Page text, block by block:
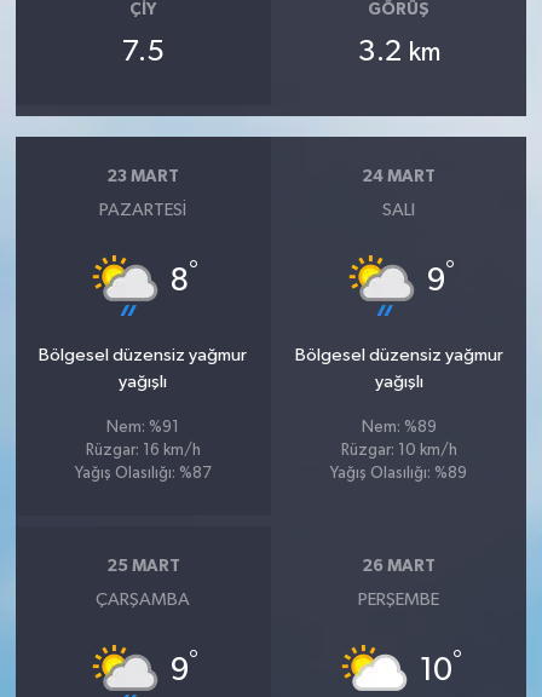
ÇIY
7.5
GÖRÜŞ
3.2 km
23 MART
PAZARTESI
8°
Bölgesel düzensiz yağmur
yağışlı
Nem: %91
Rüzgar: 16 km/h
Yağış Olasılığı: %87
24 MART
SALI
9°
Bölgesel düzensiz yağmur
yağışlı
Nem: %89
Rüzgar: 10 km/h
Yağış Olasılığı: %89
25 MART
ÇARŞAMBA
9°
26 MART
PERŞEMBE
10°